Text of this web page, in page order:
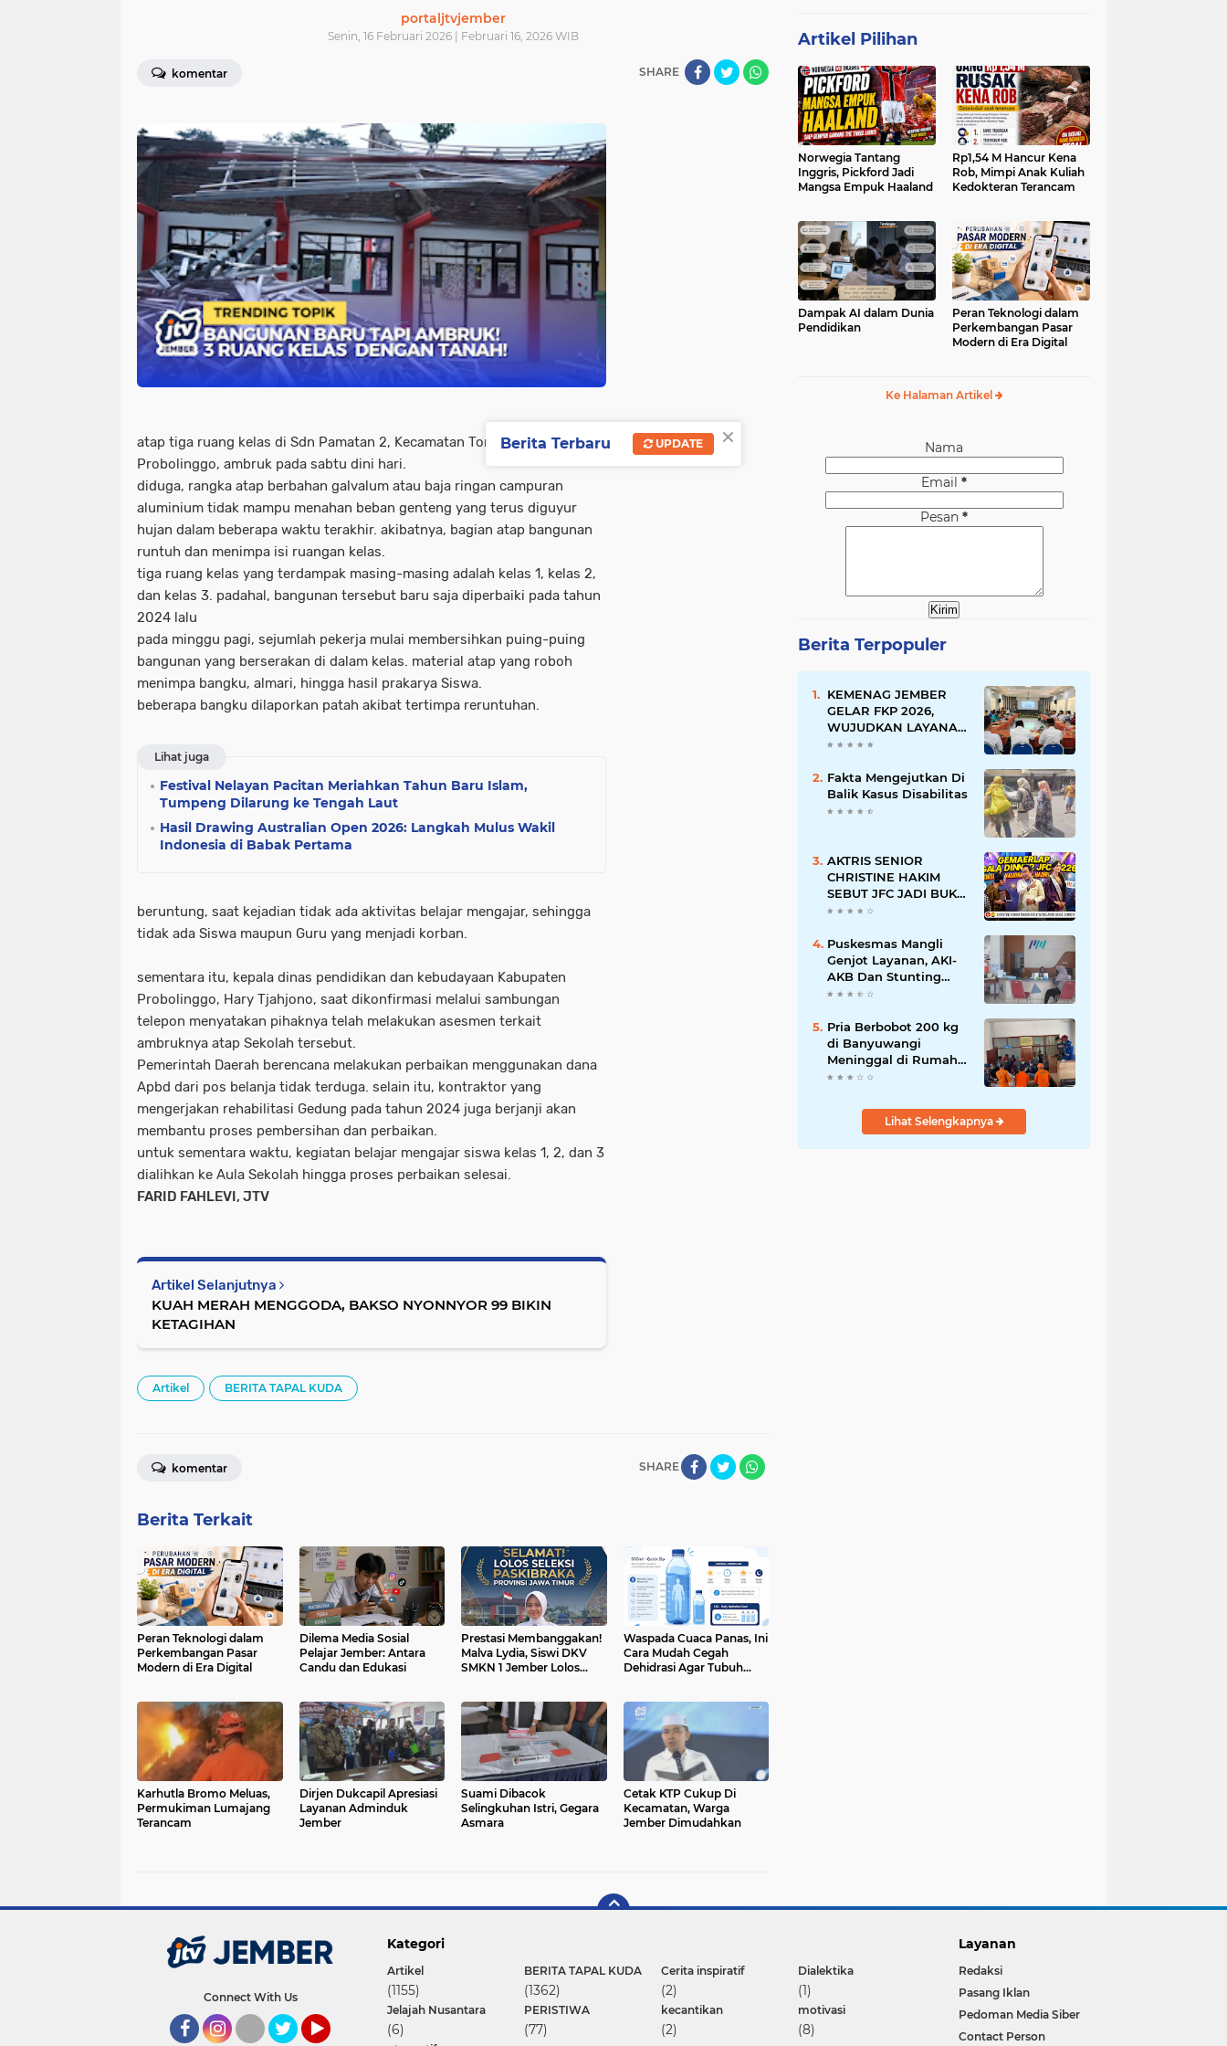
portaljtvjember
Senin, 16 Februari 2026 | Februari 16, 2026 WIB
komentar SHARE
atap tiga ruang kelas di Sdn Pamatan 2, Kecamatan Tongas, Kabupaten
Probolinggo, ambruk pada sabtu dini hari.
diduga, rangka atap berbahan galvalum atau baja ringan campuran
aluminium tidak mampu menahan beban genteng yang terus diguyur
hujan dalam beberapa waktu terakhir. akibatnya, bagian atap bangunan
runtuh dan menimpa isi ruangan kelas.
tiga ruang kelas yang terdampak masing-masing adalah kelas 1, kelas 2,
dan kelas 3. padahal, bangunan tersebut baru saja diperbaiki pada tahun
2024 lalu
pada minggu pagi, sejumlah pekerja mulai membersihkan puing-puing
bangunan yang berserakan di dalam kelas. material atap yang roboh
menimpa bangku, almari, hingga hasil prakarya Siswa.
beberapa bangku dilaporkan patah akibat tertimpa reruntuhan.
Lihat juga
Festival Nelayan Pacitan Meriahkan Tahun Baru Islam,
Tumpeng Dilarung ke Tengah Laut
Hasil Drawing Australian Open 2026: Langkah Mulus Wakil
Indonesia di Babak Pertama
beruntung, saat kejadian tidak ada aktivitas belajar mengajar, sehingga
tidak ada Siswa maupun Guru yang menjadi korban.
sementara itu, kepala dinas pendidikan dan kebudayaan Kabupaten
Probolinggo, Hary Tjahjono, saat dikonfirmasi melalui sambungan
telepon menyatakan pihaknya telah melakukan asesmen terkait
ambruknya atap Sekolah tersebut.
Pemerintah Daerah berencana melakukan perbaikan menggunakan dana
Apbd dari pos belanja tidak terduga. selain itu, kontraktor yang
mengerjakan rehabilitasi Gedung pada tahun 2024 juga berjanji akan
membantu proses pembersihan dan perbaikan.
untuk sementara waktu, kegiatan belajar mengajar siswa kelas 1, 2, dan 3
dialihkan ke Aula Sekolah hingga proses perbaikan selesai.
FARID FAHLEVI, JTV
Artikel Selanjutnya
KUAH MERAH MENGGODA, BAKSO NYONNYOR 99 BIKIN
KETAGIHAN
Artikel BERITA TAPAL KUDA
SHARE
komentar
Berita Terkait
Peran Teknologi dalam
Perkembangan Pasar
Modern di Era Digital
Dilema Media Sosial
Pelajar Jember: Antara
Candu dan Edukasi
Prestasi Membanggakan!
Malva Lydia, Siswi DKV
SMKN 1 Jember Lolos
Waspada Cuaca Panas, Ini
Cara Mudah Cegah
Dehidrasi Agar Tubuh
Karhutla Bromo Meluas,
Permukiman Lumajang
Terancam
Dirjen Dukcapil Apresiasi
Layanan Adminduk
Jember
Suami Dibacok
Selingkuhan Istri, Gegara
Asmara
Cetak KTP Cukup Di
Kecamatan, Warga
Jember Dimudahkan
Artikel Pilihan
Norwegia Tantang
Inggris, Pickford Jadi
Mangsa Empuk Haaland
Rp1,54 M Hancur Kena
Rob, Mimpi Anak Kuliah
Kedokteran Terancam
Dampak AI dalam Dunia
Pendidikan
Peran Teknologi dalam
Perkembangan Pasar
Modern di Era Digital
Ke Halaman Artikel
Nama
Email *
Pesan *
Berita Terpopuler
KEMENAG JEMBER
GELAR FKP 2026,
WUJUDKAN LAYANAN
BERSINAR DAN
Fakta Mengejutkan Di
Balik Kasus Disabilitas
AKTRIS SENIOR
CHRISTINE HAKIM
SEBUT JFC JADI BUKTI
KREATIVITAS ANAK
Puskesmas Mangli
Genjot Layanan, AKI-
AKB Dan Stunting
Ditekan
Pria Berbobot 200 kg
di Banyuwangi
Meninggal di Rumah
Sakit, Pemulangan
Basarnas
Lihat Selengkapnya
Connect With Us
Kategori
Artikel
(1155)
BERITA TAPAL KUDA
(1362)
Cerita inspiratif
(2)
Dialektika
(1)
Jelajah Nusantara
(6)
PERISTIWA
(77)
kecantikan
(2)
motivasi
(8)
Layanan
Redaksi
Pasang Iklan
Pedoman Media Siber
Contact Person
×
Berita Terbaru UPDATE